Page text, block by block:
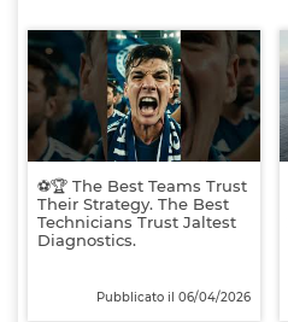
⚽🏆 The Best Teams Trust
Their Strategy. The Best
Technicians Trust Jaltest
Diagnostics.
Pubblicato il 06/04/2026